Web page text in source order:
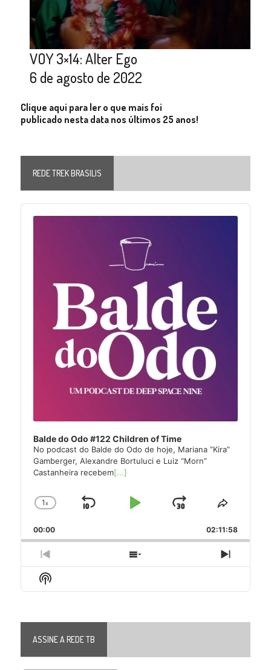
VOY 3×14: Alter Ego
6 de agosto de 2022
Clique aqui para ler o que mais foi
publicado nesta data nos últimos 25 anos!
REDE TREK BRASILIS
Audio
Player
Balde do Odo #122 Children of Time
No podcast do Balde do Odo de hoje, Mariana “Kira”
Gamberger, Alexandre Bortuluci e Luiz “Morn”
Castanheira recebem[...]
Change
Rate
1x
Skip
Play
Jump
Forward
Share
Episode
00:00 02:11:58
Previous
Episode
Show
Episodes
Next
Episode
Show
Podcast
ASSINE A REDE TB